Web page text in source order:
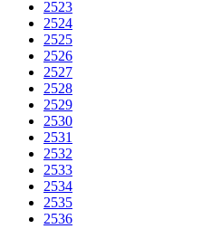
2523
2524
2525
2526
2527
2528
2529
2530
2531
2532
2533
2534
2535
2536